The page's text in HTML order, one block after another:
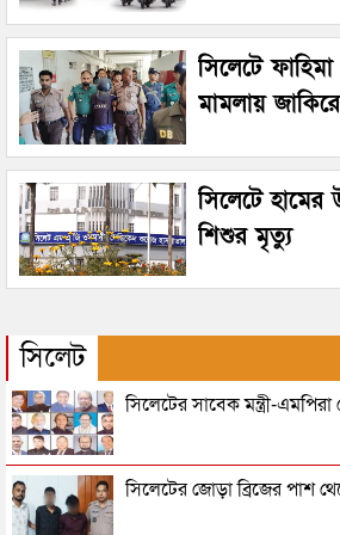
সিলেটে ফাহিমা
মামলায়
সিলেটে
শিশুর মৃত্যু
সিলেট
সিলেটের সাবেক মন্ত্রী-
সিলেটের জোড়া ব্রিজের পাশ